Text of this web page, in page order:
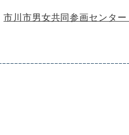
市川市男女共同参画センタ